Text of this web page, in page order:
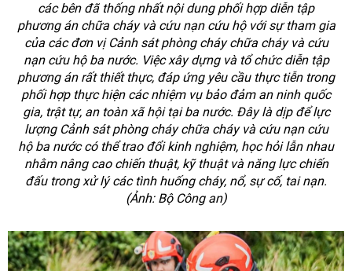
các bên đã thống nhất nội dung phối hợp diễn tập
phương án chữa cháy và cứu nạn cứu hộ với sự tham gia
của các đơn vị Cảnh sát phòng cháy chữa cháy và cứu
nạn cứu hộ ba nước. Việc xây dựng và tổ chức diễn tập
phương án rất thiết thực, đáp ứng yêu cầu thực tiễn trong
phối hợp thực hiện các nhiệm vụ bảo đảm an ninh quốc
gia, trật tự, an toàn xã hội tại ba nước. Đây là dịp để lực
lượng Cảnh sát phòng cháy chữa cháy và cứu nạn cứu
hộ ba nước có thể trao đổi kinh nghiệm, học hỏi lẫn nhau
nhằm nâng cao chiến thuật, kỹ thuật và năng lực chiến
đấu trong xử lý các tình huống cháy, nổ, sự cố, tai nạn.
(Ảnh: Bộ Công an)